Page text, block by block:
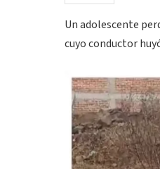
Un adolescente
cuyo conductor